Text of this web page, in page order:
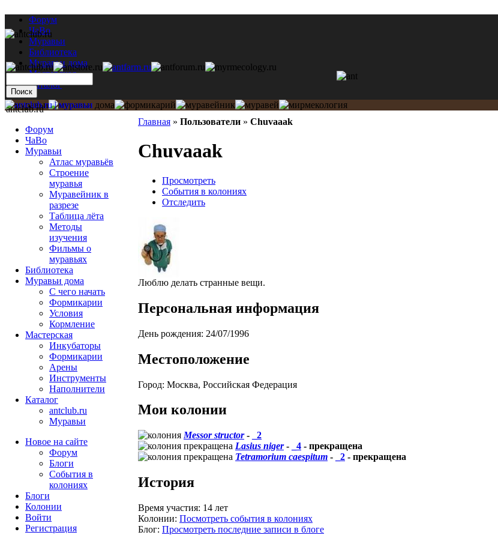
Форум
ЧаВо
Муравьи
Библиотека
Муравьи дома
Мастерская
Каталог
Главная » Пользователи » Chuvaaak
Chuvaaak
Просмотреть
События в колониях
Отследить
Люблю делать странные вещи.
Персональная информация
День рождения: 24/07/1996
Местоположение
Город: Москва, Российская Федерация
Мои колонии
Messor structor-
_2
Lasius niger- _4 - прекращена
Tetramorium caespitum - _2 - прекращена
История
Время участия: 14 лет
Колонии: Посмотреть события в колониях
Блог: Просмотреть последние записи в блоге
antclub.ru
Форум
ЧаВо
Муравьи
Атлас муравьёв
Строение
муравья
Муравейник в
разрезе
Таблица лёта
Методы
изучения
Фильмы о
муравьях
Библиотека
Муравьи дома
С чего начать
Формикарии
Условия
Кормление
Мастерская
Инкубаторы
Формикарии
Арены
Инструменты
Наполнители
Каталог
antclub.ru
Муравьи
Новое на сайте
Форум
Блоги
События в
колониях
Блоги
Колонии
Войти
Peгиcтpaция